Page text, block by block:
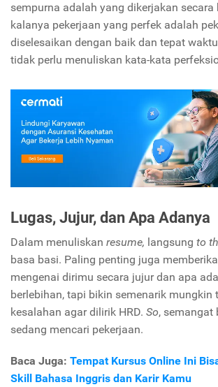
sempurna adalah yang dikerjakan secara
kalanya pekerjaan yang perfek adalah
diselesaikan dengan baik dan tepat
tidak perlu menuliskan kata-kata
Lugas, Jujur, dan Apa Adanya
Dalam menuliskan resume, langsung to
basa basi. Paling penting juga
mengenai dirimu secara jujur dan apa
berlebihan, tapi bikin semenarik mungkin
kesalahan agar dilirik HRD. So, semangat
sedang mencari pekerjaan.
Baca Juga: Tempat Kursus Online Ini
Skill Bahasa Inggris dan Karir Kamu